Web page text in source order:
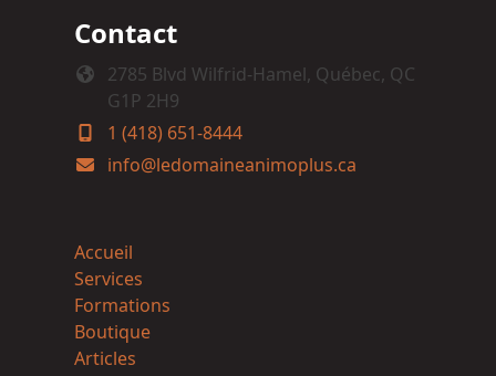
Contact
2785 Blvd Wilfrid-Hamel, Québec, QC
G1P 2H9
1 (418) 651-8444
info@ledomaineanimoplus.ca
Accueil
Services
Formations
Boutique
Articles